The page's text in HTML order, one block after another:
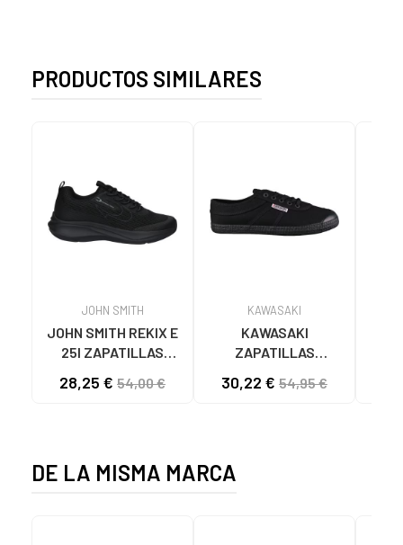
PRODUCTOS SIMILARES
JOHN SMITH
JOHN SMITH REKIX E
25I ZAPATILLAS
NEGRO NEGRO
28,25 € 54,00 €
KAWASAKI
KAWASAKI
ZAPATILLAS
CANVAS K192495
30,22 € 54,95 €
DE LA MISMA MARCA